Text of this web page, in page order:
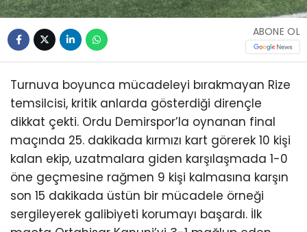
ABONE OL
Turnuva boyunca mücadeleyi bırakmayan Rize
temsilcisi, kritik anlarda gösterdiği dirençle
dikkat çekti. Ordu Demirspor’la oynanan final
maçında 25. dakikada kırmızı kart görerek 10 kişi
kalan ekip, uzatmalara giden karşılaşmada 1-0
öne geçmesine rağmen 9 kişi kalmasına karşın
son 15 dakikada üstün bir mücadele örneği
sergileyerek galibiyeti korumayı başardı. İlk